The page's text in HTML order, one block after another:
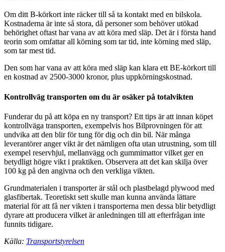
Om ditt B-körkort inte räcker till så ta kontakt med en bilskola.
Kostnaderna är inte så stora, då personer som behöver utökad
behörighet oftast har vana av att köra med släp. Det är i första hand
teorin som omfattar all körning som tar tid, inte körning med släp,
som tar mest tid.
Den som har vana av att köra med släp kan klara ett BE-körkort till
en kostnad av 2500-3000 kronor, plus uppkörningskostnad.
Kontrollväg transporten om du är osäker på totalvikten
Funderar du på att köpa en ny transport? Ett tips är att innan köpet
kontrollväga transporten, exempelvis hos Bilprovningen för att
undvika att den blir för tung för dig och din bil. När många
leverantörer anger vikt är det nämligen ofta utan utrustning, som till
exempel reservhjul, mellanvägg och gummimattor vilket ger en
betydligt högre vikt i praktiken. Observera att det kan skilja över
100 kg på den angivna och den verkliga vikten.
Grundmaterialen i transporter är stål och plastbelagd plywood med
glasfibertak. Teoretiskt sett skulle man kunna använda lättare
material för att få ner vikten i transporterna men dessa blir betydligt
dyrare att producera vilket är anledningen till att efterfrågan inte
funnits tidigare.
Källa: Transportstyrelsen